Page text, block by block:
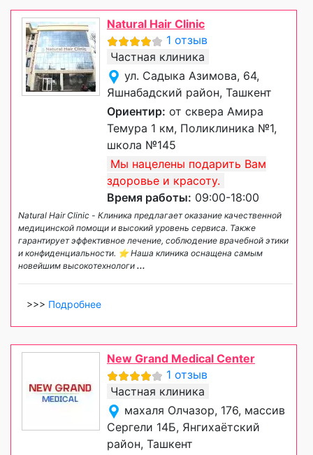
Natural Hair Clinic
1 отзыв
Частная клиника
ул. Садыка Азимова, 64,
Яшнабадский район, Ташкент
Ориентир: от сквера Амира
Темура 1 км, Поликлиника №1,
школа №145
Мы нацелены подарить Вам
здоровье и красоту.
Время работы: 09:00-18:00
Natural Hair Clinic - Клиника предлагает оказание качественной
медицинской помощи и высокий уровень сервиса. Также
гарантирует эффективное лечение, соблюдение врачебной этики
и конфиденциальности. ⭐️ Наша клиника оснащена самым
новейшим высокотехнологи ...
>>> Подробнее
New Grand Medical Center
1 отзыв
Частная клиника
махаля Олчазор, 176, массив
Сергели 14Б, Янгихаётский
район, Ташкент